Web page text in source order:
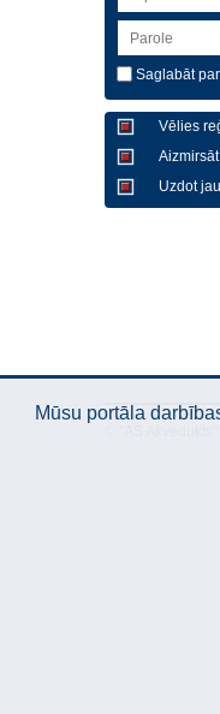
Saglabāt
Vēlies
Uzdot
Mūsu portāla